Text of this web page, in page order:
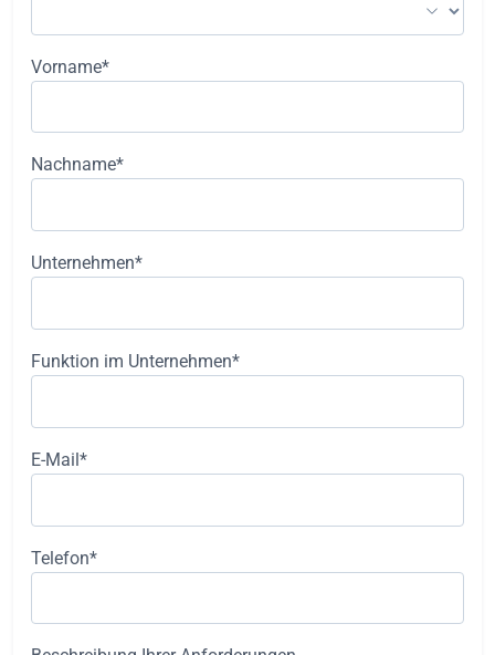
Vorname*
Nachname*
Unternehmen*
Funktion im Unternehmen*
E-Mail*
Telefon*